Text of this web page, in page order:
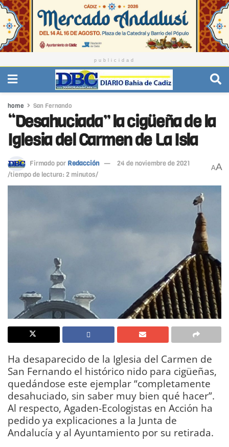
publicidad
home San Fernando
“Desahuciada” la cigüeña de la
Iglesia del Carmen de La Isla
Firmado por Redacción
24 de noviembre de 2021
/tiempo de lectura: 2 minutos/
AA
Ha desaparecido de la Iglesia del Carmen de
San Fernando el histórico nido para cigüeñas,
quedándose este ejemplar “completamente
desahuciado, sin saber muy bien qué hacer”.
Al respecto, Agaden-Ecologistas en Acción ha
pedido ya explicaciones a la Junta de
Andalucía y al Ayuntamiento por su retirada.